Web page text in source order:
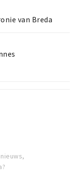
van Breda